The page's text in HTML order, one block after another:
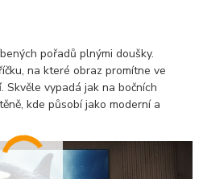
pořadů plnými doušky.
na které obraz promítne ve
. Skvěle vypadá jak na bočních
kde působí jako moderní a